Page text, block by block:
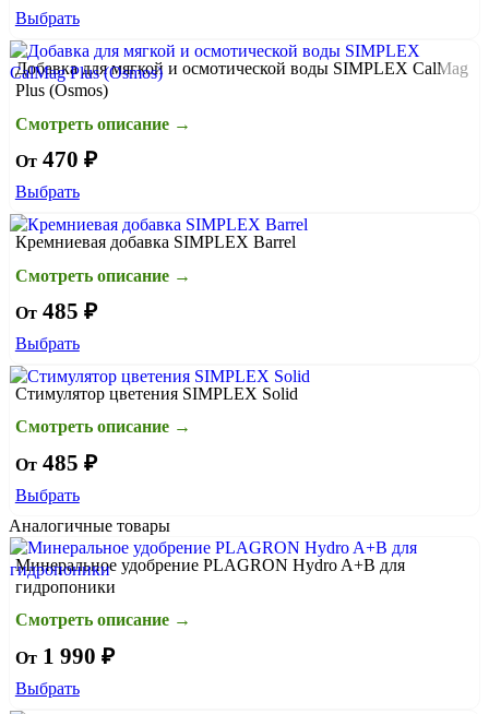
Выбрать
Добавка для мягкой и осмотической воды SIMPLEX CalMag
Plus (Osmos)
Смотреть описание →
От470 ₽
Выбрать
Кремниевая добавка SIMPLEX Barrel
Смотреть описание →
От485 ₽
Выбрать
Стимулятор цветения SIMPLEX Solid
Смотреть описание →
От485 ₽
Выбрать
Аналогичные товары
Минеральное удобрение PLAGRON Hydro A+B для
гидропоники
Смотреть описание →
От1 990 ₽
Выбрать